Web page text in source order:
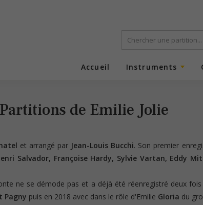
Accueil Instruments
Partitions de Emilie Jolie
et arrangé par Jean-Louis Bucchi. Son premier
Salvador, Françoise Hardy, Sylvie Vartan, Eddy
ne se démode pas et a déjà été réenregistré deux fois
Pagny puis en 2018 avec dans le rôle d'Emilie Gloria du